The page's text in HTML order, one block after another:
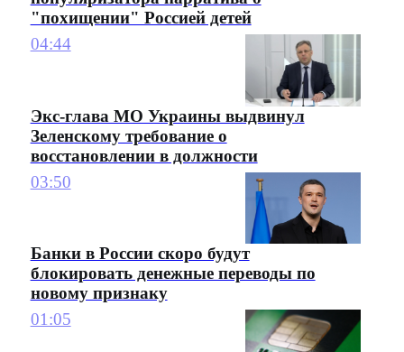
"похищении" Россией детей
04:44
Экс-глава МО Украины выдвинул
Зеленскому требование о
восстановлении в должности
03:50
Банки в России скоро будут
блокировать денежные переводы по
новому признаку
01:05